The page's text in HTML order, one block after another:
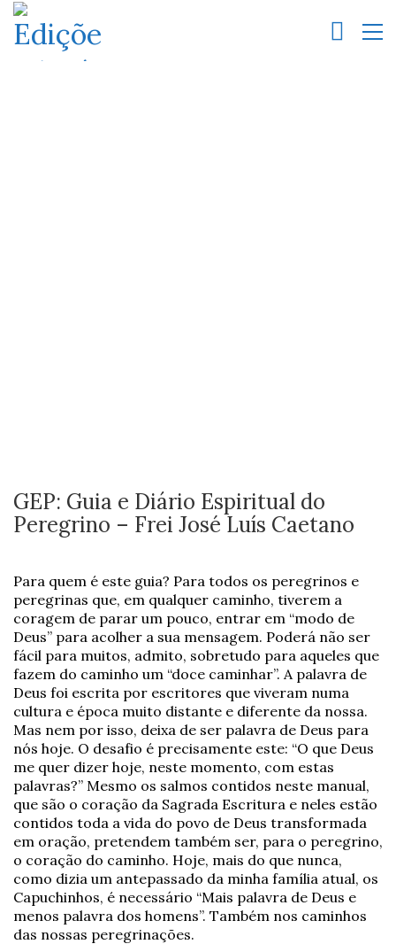
GEP: Guia e Diário Espiritual do
Peregrino – Frei José Luís Caetano
Para quem é este guia? Para todos os peregrinos e
peregrinas que, em qualquer caminho, tiverem a
coragem de parar um pouco, entrar em “modo de
Deus” para acolher a sua mensagem. Poderá não ser
fácil para muitos, admito, sobretudo para aqueles que
fazem do caminho um “doce caminhar”. A palavra de
Deus foi escrita por escritores que viveram numa
cultura e época muito distante e diferente da nossa.
Mas nem por isso, deixa de ser palavra de Deus para
nós hoje. O desafio é precisamente este: “O que Deus
me quer dizer hoje, neste momento, com estas
palavras?” Mesmo os salmos contidos neste manual,
que são o coração da Sagrada Escritura e neles estão
contidos toda a vida do povo de Deus transformada
em oração, pretendem também ser, para o peregrino,
o coração do caminho. Hoje, mais do que nunca,
como dizia um antepassado da minha família atual, os
Capuchinhos, é necessário “Mais palavra de Deus e
menos palavra dos homens”. Também nos caminhos
das nossas peregrinações.